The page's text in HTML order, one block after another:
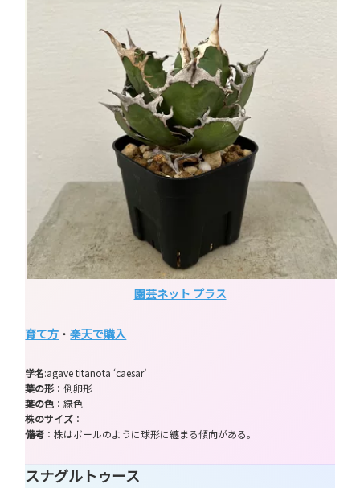
園芸ネット プラス
育て方 ・楽天で購入
学名:agave titanota ‘caesar’
葉の形 ：倒卵形
葉の色 ：緑色
株のサイズ ：
備考 ：株はボールのように球形に纏まる傾向がある。
スナグルトゥース